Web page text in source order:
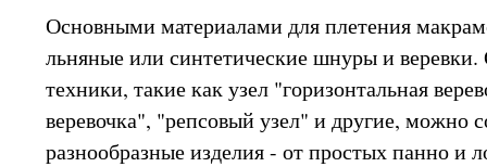
Основными материалами для плетения
льняные или синтетические шнуры и
техники, такие как узел "горизонтальная
веревочка", "репсовый узел" и другие, можно
разнообразные изделия - от простых панно и